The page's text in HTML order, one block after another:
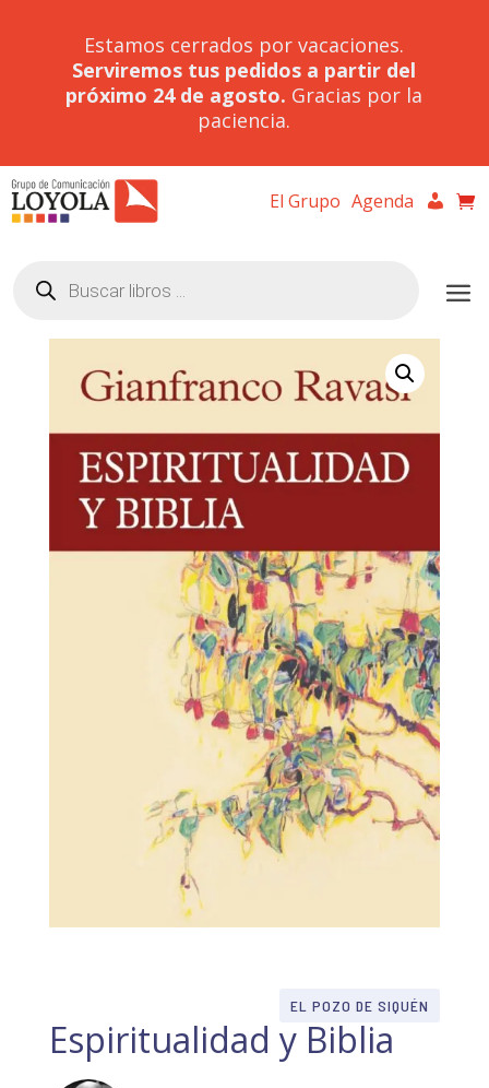
Estamos cerrados por vacaciones.
Serviremos tus pedidos a partir del
próximo 24 de agosto. Gracias por la
paciencia.
El Grupo Agenda
productos
EL POZO DE SIQUÉN
Espiritualidad y Biblia